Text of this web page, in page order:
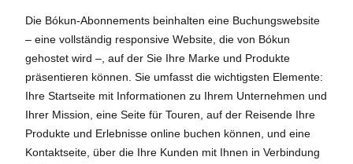
Die Bókun-Abonnements beinhalten eine Buchungswebsite
– eine vollständig responsive Website, die von Bókun
gehostet wird –, auf der Sie Ihre Marke und Produkte
präsentieren können. Sie umfasst die wichtigsten Elemente:
Ihre Startseite mit Informationen zu Ihrem Unternehmen und
Ihrer Mission, eine Seite für Touren, auf der Reisende Ihre
Produkte und Erlebnisse online buchen können, und eine
Kontaktseite, über die Ihre Kunden mit Ihnen in Verbindung